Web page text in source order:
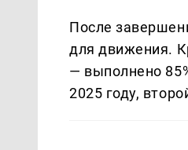
После
для движения.
— выполнено
2025 году,